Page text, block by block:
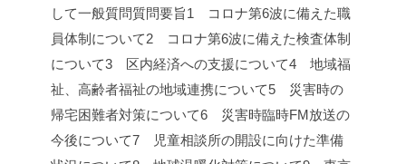
して一般質問質問要旨1 コロナ第6波に備えた職
員体制について2 コロナ第6波に備えた検査体制
について3 区内経済への支援について4 地域福
祉、高齢者福祉の地域連携について5 災害時の
帰宅困難者対策について6 災害時臨時FM放送の
今後について7 児童相談所の開設に向けた準備